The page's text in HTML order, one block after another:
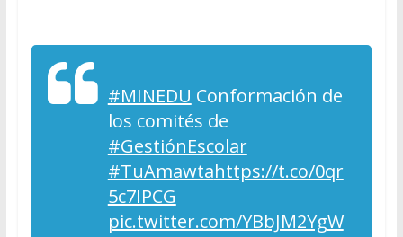
#MINEDU Conformación de
los comités de
#GestiónEscolar
#TuAmawtahttps://t.co/0qr
5c7IPCG
pic.twitter.com/YBbJM2YgW